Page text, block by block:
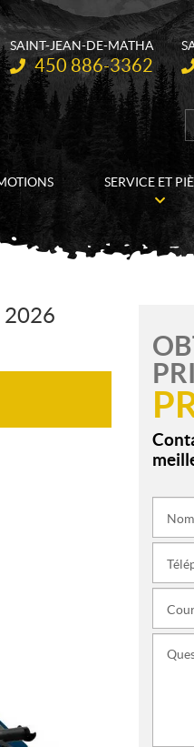
SAINT-JEAN-DE-MATHA
Téléphone :
450 886-3362
SERVICE ET
2026